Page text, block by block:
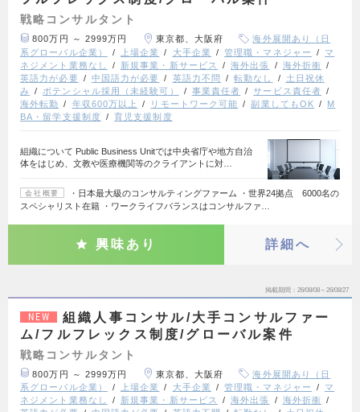
戦略コンサルタント
800万円 ～ 2999万円 東京都、大阪府
海外展開あり（日
系グローバル企業）
上場企業 大手企業 管理職・マネジャー
マ
ネジメント業務なし
新規事業・新サービス 海外出張
海外折衝
英語力が必要
中国語力が必要 英語力不問 転勤なし
土日祝休
み
ポテンシャル採用（未経験可） 事業責任者
サービス責任者
海外転勤
年収600万以上 リモートワーク可能 副業してもOK
M
BA・留学支援制度
育児支援制度
組織について Public Business Unitでは中央省庁や地方自治
体をはじめ、文教や医療機関等のクライアントに対…
会社概要
・日本最大級のコンサルティングファーム ・世界24拠点 6000名の
スペシャリスト在籍 ・ワークライフバランスはコンサルファ…
興味あり 詳細へ
掲載期間 26/08/08～26/08/27
NEW
組織人事コンサル/大手コンサルファー
ム/フルフレックス制度/グローバル案件
戦略コンサルタント
800万円 ～ 2999万円 東京都、大阪府
海外展開あり（日
系グローバル企業）
上場企業 大手企業 管理職・マネジャー
マ
ネジメント業務なし
新規事業・新サービス 海外出張
海外折衝